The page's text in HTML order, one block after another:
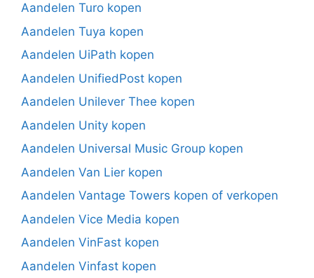
Aandelen Turo kopen
Aandelen Tuya kopen
Aandelen UiPath kopen
Aandelen UnifiedPost kopen
Aandelen Unilever Thee kopen
Aandelen Unity kopen
Aandelen Universal Music Group kopen
Aandelen Van Lier kopen
Aandelen Vantage Towers kopen of verkopen
Aandelen Vice Media kopen
Aandelen VinFast kopen
Aandelen Vinfast kopen